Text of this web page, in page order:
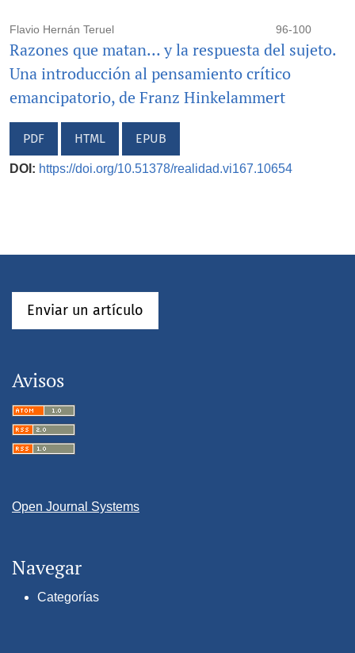
Flavio Hernán Teruel 96-100
Razones que matan… y la respuesta del sujeto.
Una introducción al pensamiento crítico
emancipatorio, de Franz Hinkelammert
PDF HTML EPUB
DOI: https://doi.org/10.51378/realidad.vi167.10654
Enviar un artículo
Avisos
Open Journal Systems
Navegar
Categorías